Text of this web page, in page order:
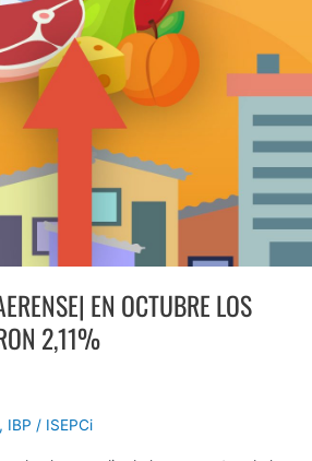
EN OCTUBRE LOS
2,11%
, IBP / ISEPCi